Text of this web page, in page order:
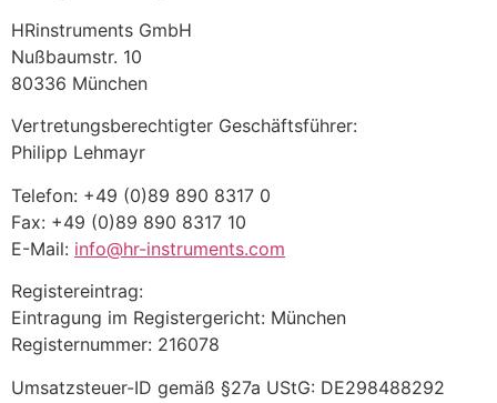
HRinstruments GmbH
Nußbaumstr. 10
80336 München
Vertretungsberechtigter Geschäftsführer:
Philipp Lehmayr
Telefon: +49 (0)89 890 8317 0
Fax: +49 (0)89 890 8317 10
E-Mail: info@hr-instruments.com
Registereintrag:
Eintragung im Registergericht: München
Registernummer: 216078
Umsatzsteuer-ID gemäß §27a UStG: DE298488292